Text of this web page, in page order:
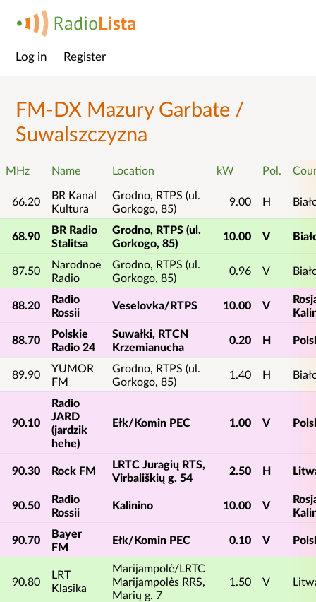
Main
Log in Register
FM-DX Mazury Garbate /
Suwalszczyzna
MHz Name Location kW Pol.
66.20
BR Kanal
Kultura
Grodno, RTPS (ul.
Gorkogo, 85)
9.00 H
68.90
BR Radio
Stalitsa
Grodno, RTPS (ul.
Gorkogo, 85)
10.00 V
87.50
Narodnoe
Radio
Grodno, RTPS (ul.
Gorkogo, 85)
0.96 V
88.20
Radio
Rossii
Veselovka/RTPS 10.00 V
88.70
Polskie
Radio 24
Suwałki, RTCN
Krzemianucha
0.20 H
89.90
YUMOR
FM
Grodno, RTPS (ul.
Gorkogo, 85)
1.40 H
90.10
Radio
JARD
(jardzik
hehe)
Ełk/Komin PEC 1.00 V
90.30 Rock FM
LRTC Juragių RTS,
Virbališkių g. 54
2.50 H
90.50
Radio
Rossii
Kalinino 10.00 V
90.70
Bayer
FM
Ełk/Komin PEC 0.10 V
90.80
LRT
Klasika
Marijampolė/LRTC
Marijampolės RRS,
Marių g. 7
1.50 V